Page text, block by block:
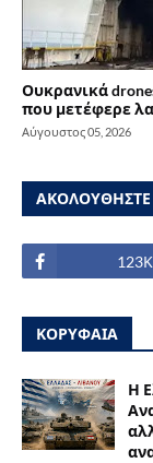
Ουκρανικά
που μετέφερε
Αύγουστος 05, 2026
ΑΚΟΛΟΥΘΗΣΤΕ
123Κ
ΚΟΡΥΦΑΙΑ
Η